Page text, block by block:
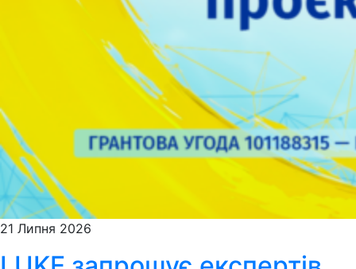
21 Липня 2026